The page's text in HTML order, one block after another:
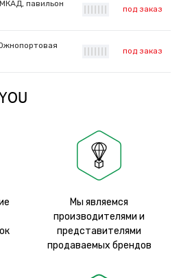
павильон
под заказ
под заказ
Мы являемся
производителями и
представителями
продаваемых брендов